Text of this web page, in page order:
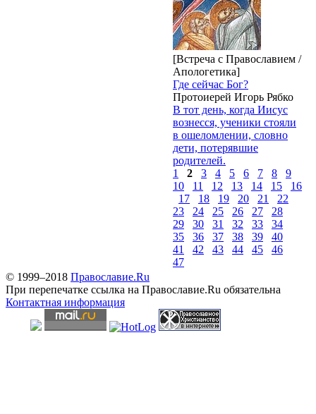
[Встреча с Православием /
Апологетика]
Где сейчас Бог?
Протоиерей Игорь Рябко
В тот день, когда Иисус
вознесся, ученики стояли
в ошеломлении, словно
дети, потерявшие
родителей.
1
2 3 4 5 6 7 8
9
10
11 12 13 14 15
16
17
18 19 20 21
22
23
24 25 26 27
28
29
30 31 32 33
34
35
36 37 38 39
40
41
42 43 44 45
46
47
© 1999–2018 Православие.Ru
При перепечатке ссылка на Православие.Ru обязательна
Контактная информация